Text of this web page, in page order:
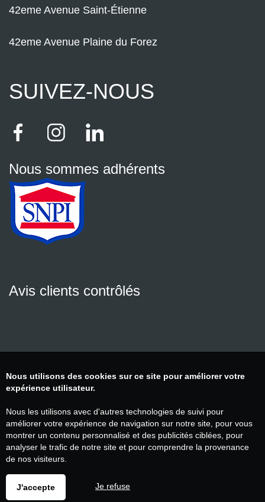
42eme Avenue Saint-Étienne
42eme Avenue Plaine du Forez
SUIVEZ-NOUS
Nous sommes adhérents
Avis clients contrôlés
Nous utilisons des cookies sur ce site pour améliorer votre
expérience utilisateur.
Nous les utilisons avec d'autres technologies de suivi pour
améliorer votre expérience de navigation sur notre site, pour vous
montrer un contenu personnalisé et des publicités ciblées, pour
analyser le trafic de notre site et pour comprendre la provenance
de nos visiteurs.
J'accepte Je refuse